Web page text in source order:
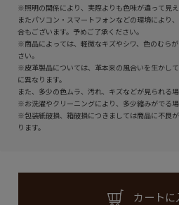
※照明の関係により、実際よりも色味が違って見え
またパソコン・スマートフォンなどの環境により
合もございます。予めご了承ください。
※商品によっては、軽微なキズやシワ、色のむら
さい。
※皮革製品については、革本来の風合いを生かし
に異なります。
また、多少の色ムラ、汚れ、キズなどが見られる場
※お洗濯やクリーニングにより、多少縮みがでる場
※包装紙破損、箱破損につきましては商品に不良
ります。
カートに